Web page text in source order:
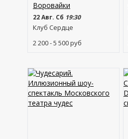
Воровайки
22 Авг. Сб 19:30
Клуб Сердце
2 200 - 5 500руб